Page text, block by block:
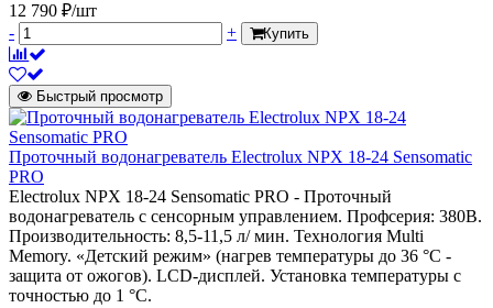
12 790 ₽/шт
-
+ Купить
Быстрый просмотр
Проточный водонагреватель Electrolux NPX 18-24 Sensomatic
PRO
Electrolux NPX 18-24 Sensomatic PRO - Проточный
водонагреватель с сенсорным управлением. Профсерия: 380В.
Производительность: 8,5-11,5 л/ мин. Технология Multi
Memory. «Детский режим» (нагрев температуры до 36 °С -
защита от ожогов). LCD-дисплей. Установка температуры с
точностью до 1 °С.